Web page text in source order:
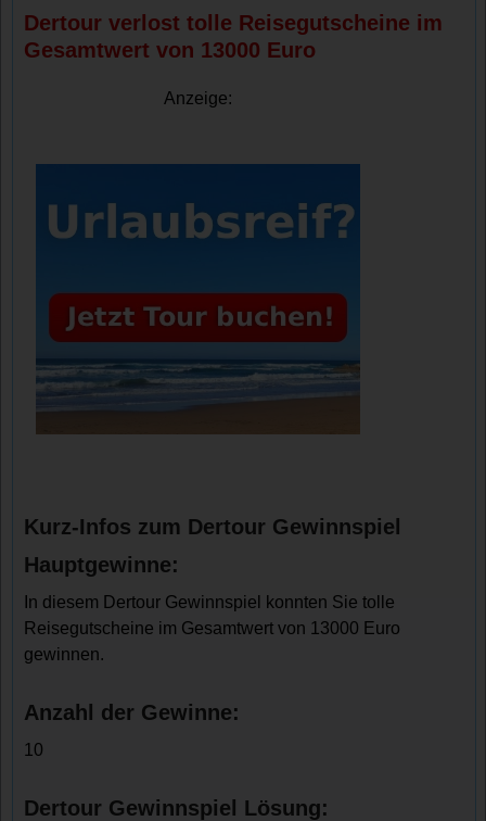
Dertour verlost tolle Reisegutscheine im
Gesamtwert von 13000 Euro
Anzeige:
Kurz-Infos zum Dertour Gewinnspiel
Hauptgewinne:
In diesem Dertour Gewinnspiel konnten Sie tolle
Reisegutscheine im Gesamtwert von 13000 Euro
gewinnen.
Anzahl der Gewinne:
10
Dertour Gewinnspiel Lösung: